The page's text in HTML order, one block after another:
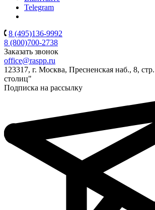
Telegram
8 (495)136-9992
8 (800)700-2738
Заказать звонок
office@raspp.ru
123317, г. Москва, Пресненская наб., 8,
столиц"
Подписка на рассылку